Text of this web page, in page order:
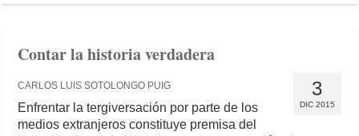
Contar la historia verdadera
3
DIC 2015
CARLOS LUIS SOTOLONGO PUIG
Enfrentar la tergiversación por parte de los
medios extranjeros constituye premisa del